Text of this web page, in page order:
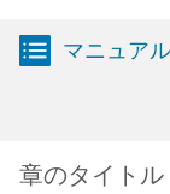
マニュア
章のタイト